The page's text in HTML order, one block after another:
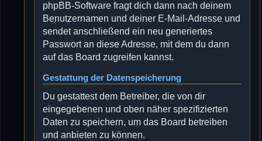
phpBB-Software fragt dich dann nach deinem
Benutzernamen und deiner E-Mail-Adresse und
sendet anschließend ein neu generiertes
Passwort an diese Adresse, mit dem du dann
auf das Board zugreifen kannst.
Gestattung der Datenspeicherung
Du gestattest dem Betreiber, die von dir
eingegebenen und oben näher spezifizierten
Daten zu speichern, um das Board betreiben
und anbieten zu können.